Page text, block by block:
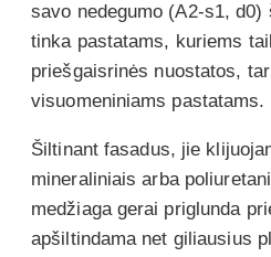
savo nedegumo (A2-s1, d0)
tinka pastatams, kuriems
priešgaisrinės nuostatos,
visuomeniniams pastatams.
Šiltinant fasadus, jie
mineraliniais arba
medžiaga gerai priglunda
apšiltindama net giliausius